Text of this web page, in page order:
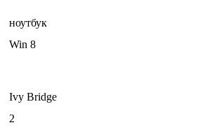
ноутбук
Win 8
Ivy Bridge
2